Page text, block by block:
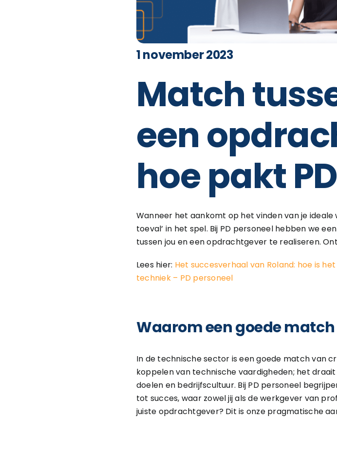
1 november 2023
Match
een
hoe pakt
Wanneer het aankomt op het vinden van je ideale
toeval’ in het spel. Bij PD personeel hebben we
tussen jou en een opdrachtgever te realiseren.
Lees hier: Het succesverhaal van Roland: hoe is
techniek – PD personeel
Waarom een goede
In de technische sector is een goede match van
koppelen van technische vaardigheden; het
doelen en bedrijfscultuur. Bij PD personeel
tot succes, waar zowel jij als de werkgever van
juiste opdrachtgever? Dit is onze pragmatische